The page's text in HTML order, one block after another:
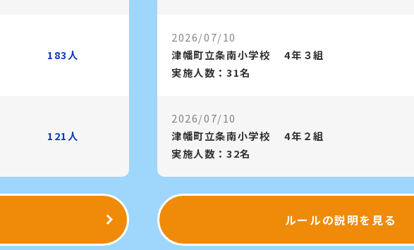
183人
121人
2026/07/10
津幡町立条南小学校
4年３組
実施人数：31名
2026/07/10
津幡町立条南小学校
4年２組
実施人数：32名
ルールの説明を見る